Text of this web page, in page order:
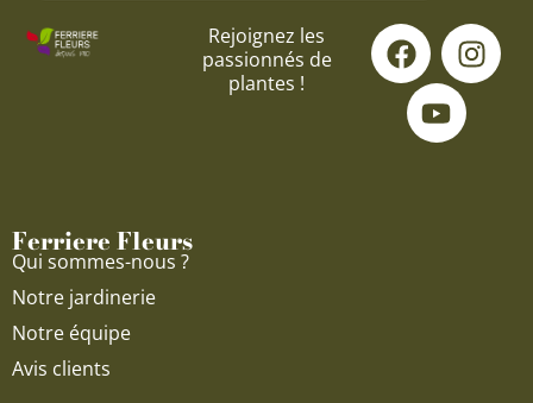
Rejoignez les
passionnés de
plantes !
F
a
c
e
I
n
s
Y
o
u
t
u
Ferriere Fleurs
Qui sommes-nous ?
Notre jardinerie
Notre équipe
Avis clients